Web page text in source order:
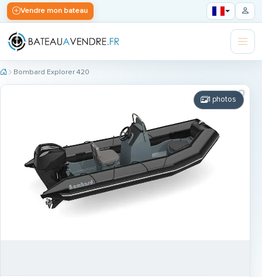
Vendre mon bateau
Bombard Explorer 420
1 photos